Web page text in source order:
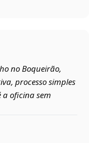
no Boqueirão,
processo simples
oficina sem